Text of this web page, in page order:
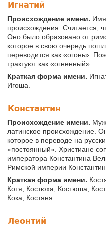
Игнатий
Происхождение имени. Имя
происхождения. Считается,
Оно было образовано от
которое в свою очередь
переводится как «огонь».
трактуют как «огненный».
Краткая форма имени.
Игоша.
Константин
Происхождение имени.
латинское происхождение.
которое в переводе на
«постоянный». Христиане
императора Константина
Римской империи
Краткая форма имени.
Котя, Костюха, Костюша,
Кока, Костяня.
Леонтий